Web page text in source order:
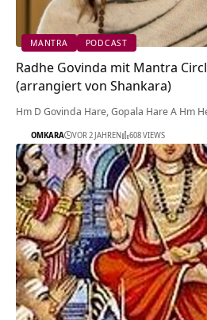
MANTRA PODCAST
Radhe Govinda mit Mantra
(arrangiert von Shankara)
Hm D Govinda Hare, Gopala Hare A Hm
OMKARA VOR 2 JAHREN 608 VIEWS